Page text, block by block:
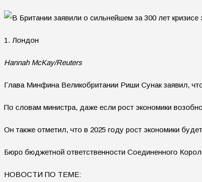
1. Лондон
Hannah McKay/Reuters
Глава Минфина Великобритании Риши Сунак заявил,
По словам министра, даже если рост экономики
Он также отметил, что в 2025 году рост экономики
Бюро бюджетной ответственности Соединенного
НОВОСТИ ПО ТЕМЕ: